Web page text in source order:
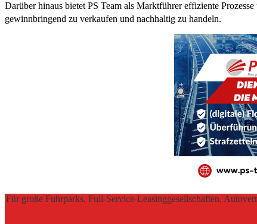
Darüber hinaus bietet PS Team als Marktführer effiziente
gewinnbringend zu verkaufen und nachhaltig zu handeln.
Für große Fuhrparks, Full-Service-Leasinggesellschaften,